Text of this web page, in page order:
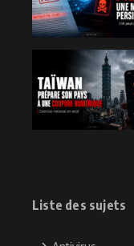
Liste des sujets